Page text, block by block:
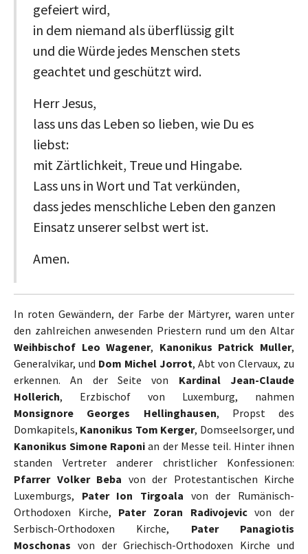
gefeiert wird,
in dem niemand als überflüssig gilt
und die Würde jedes Menschen stets
geachtet und geschützt wird.
Herr Jesus,
lass uns das Leben so lieben, wie Du es
liebst:
mit Zärtlichkeit, Treue und Hingabe.
Lass uns in Wort und Tat verkünden,
dass jedes menschliche Leben den ganzen
Einsatz unserer selbst wert ist.
Amen.
In roten Gewändern, der Farbe der Märtyrer, waren unter
den zahlreichen anwesenden Priestern rund um den Altar
Weihbischof Leo Wagener, Kanonikus Patrick Muller,
Generalvikar, und Dom Michel Jorrot, Abt von Clervaux, zu
erkennen. An der Seite von Kardinal Jean-Claude
Hollerich, Erzbischof von Luxemburg, nahmen
Monsignore Georges Hellinghausen, Propst des
Domkapitels, Kanonikus Tom Kerger, Domseelsorger, und
Kanonikus Simone Raponi an der Messe teil. Hinter ihnen
standen Vertreter anderer christlicher Konfessionen:
Pfarrer Volker Beba von der Protestantischen Kirche
Luxemburgs, Pater Ion Tirgoala von der Rumänisch-
Orthodoxen Kirche, Pater Zoran Radivojevicvon der
Serbisch-Orthodoxen Kirche, Pater Panagiotis
Moschonas von der Griechisch-Orthodoxen Kirche und